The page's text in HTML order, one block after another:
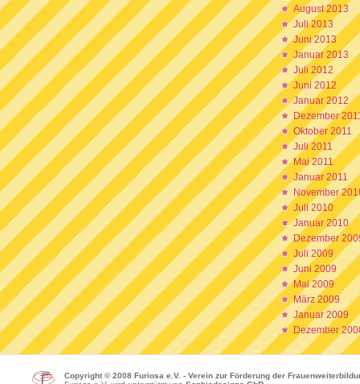
August 2013
Juli 2013
Juni 2013
Januar 2013
Juli 2012
Juni 2012
Januar 2012
Dezember
Oktober 2011
Juli 2011
Mai 2011
Januar 2011
November
Juli 2010
Januar 2010
Dezember
Juli 2009
Juni 2009
Mai 2009
März 2009
Januar 2009
Dezember
Copyright © 2008 Furiosa e.V. - Verein zur Förderung der